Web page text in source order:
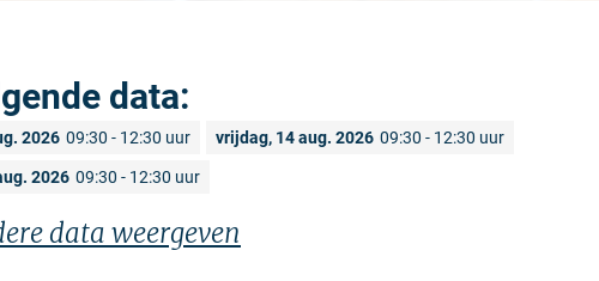
data:
2026 09:30 - 12:30 uur vrijdag, 14 aug. 2026 09:30 - 12:30 uur
2026 09:30 - 12:30 uur
data weergeven